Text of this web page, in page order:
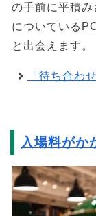
の手前に平積
についている
と出会えます。
「待ち合わ
入場料がか